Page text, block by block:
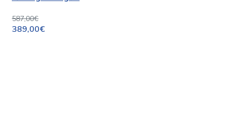
587,00€
389,00€